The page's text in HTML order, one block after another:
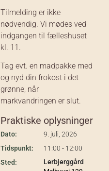
Tilmelding er ikke
nødvendig. Vi mødes ved
indgangen til fælleshuset
kl. 11.
Tag evt. en madpakke med
og nyd din frokost i det
grønne, når
markvandringen er slut.
Praktiske oplysninger
Dato:
9. juli, 2026
Tidspunkt:
11:00 - 12:00
Sted:
Lerbjerggård